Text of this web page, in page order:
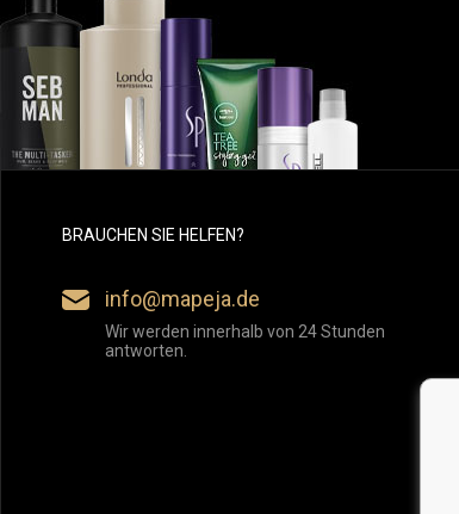
BRAUCHEN SIE HELFEN?
info@mapeja.de
Wir werden innerhalb von 24 Stunden
antworten.